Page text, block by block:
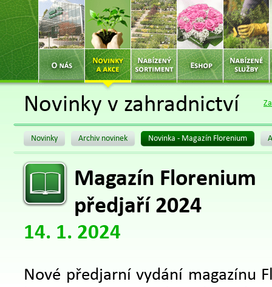
Novinky v zahradnictví
Novinky Archiv novinek Novinka - Magazín Florenium
Magazín Florenium
předjaří 2024
14. 1. 2024
Nové předjarní vydání magazínu